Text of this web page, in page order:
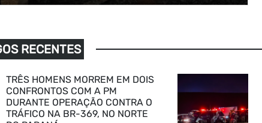
RECENTES
TRÊS HOMENS MORREM EM DOIS
CONFRONTOS COM A PM
DURANTE OPERAÇÃO CONTRA O
TRÁFICO NA BR-369, NO NORTE